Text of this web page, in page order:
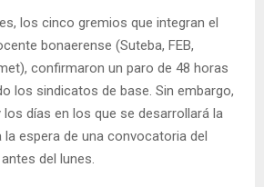
los cinco gremios que integran el
bonaerense (Suteba, FEB,
confirmaron un paro de 48 horas
los sindicatos de base. Sin embargo,
días en los que se desarrollará la
la espera de una convocatoria del
del lunes.